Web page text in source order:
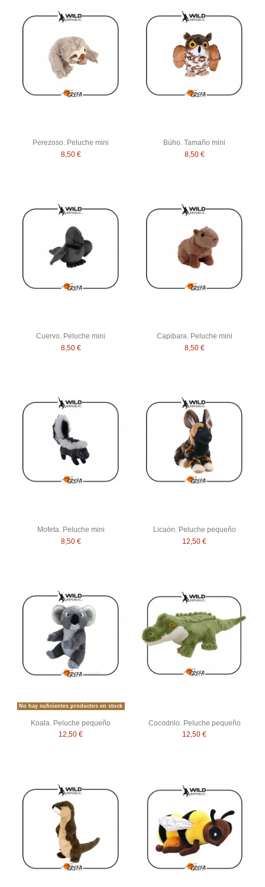
Perezoso. Peluche mini
8,50 €
Búho. Tamaño mini
8,50 €
Cuervo. Peluche mini
8,50 €
Capibara. Peluche mini
8,50 €
Mofeta. Peluche mini
8,50 €
Licaón. Peluche pequeño
12,50 €
No hay suficientes productos en stock
Koala. Peluche pequeño
12,50 €
Cocodrilo. Peluche pequeño
12,50 €